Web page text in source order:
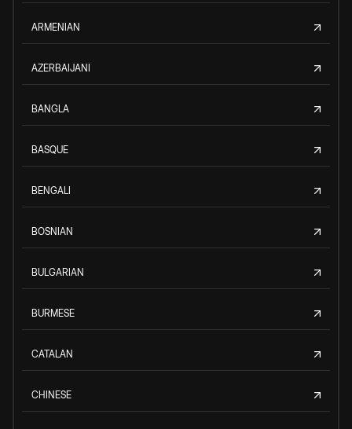
ARMENIAN
AZERBAIJANI
BANGLA
BASQUE
BENGALI
BOSNIAN
BULGARIAN
BURMESE
CATALAN
CHINESE